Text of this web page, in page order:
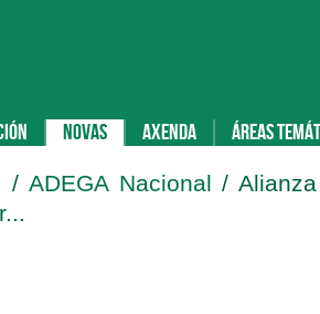
Novas Axenda Áreas
/ ADEGA Nacional/